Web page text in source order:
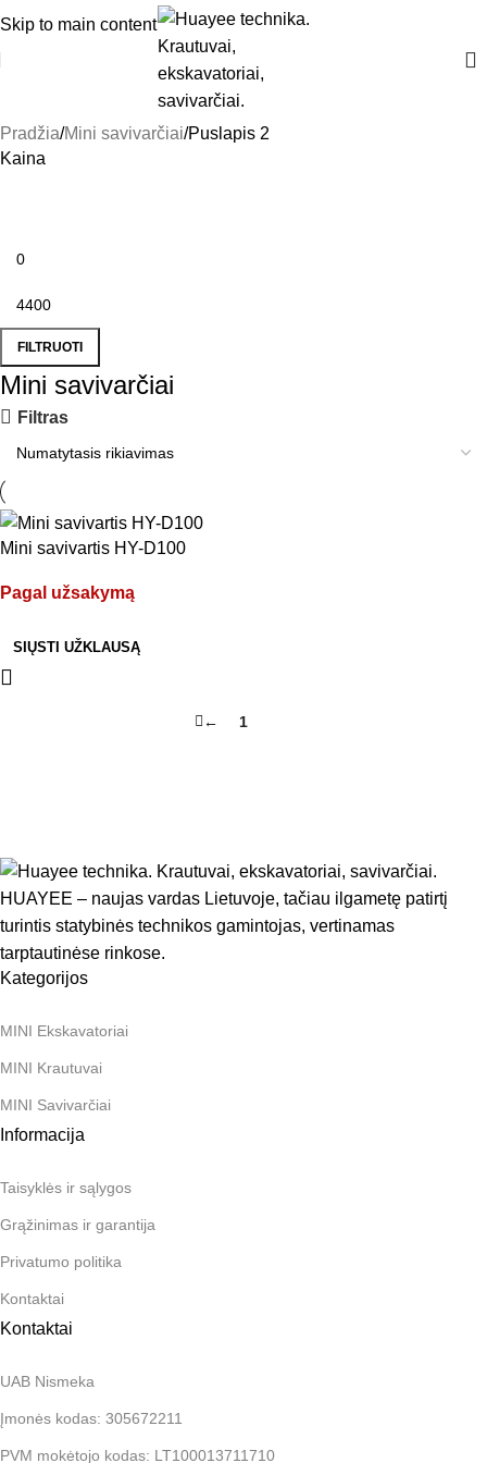
Skip to main content
Pradžia Mini savivarčiai Puslapis 2
Kaina
FILTRUOTI
Mini savivarčiai
Filtras
Mini savivartis HY-D100
Pagal užsakymą
SIŲSTI UŽKLAUSĄ
← 1
HUAYEE – naujas vardas Lietuvoje, tačiau ilgametę patirtį
turintis statybinės technikos gamintojas, vertinamas
tarptautinėse rinkose.
Kategorijos
MINI Ekskavatoriai
MINI Krautuvai
MINI Savivarčiai
Informacija
Taisyklės ir sąlygos
Grąžinimas ir garantija
Privatumo politika
Kontaktai
Kontaktai
UAB Nismeka
Įmonės kodas: 305672211
PVM mokėtojo kodas: LT100013711710